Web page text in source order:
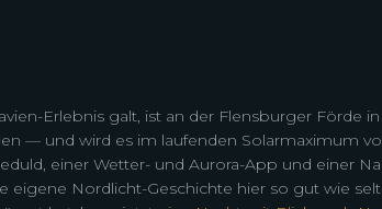
Erlebnis galt, ist an der Flensburger Förde
— und wird es im laufenden Solarmaximum
einer Wetter- und Aurora-App und einer
eigene Nordlicht-Geschichte hier so gut wie